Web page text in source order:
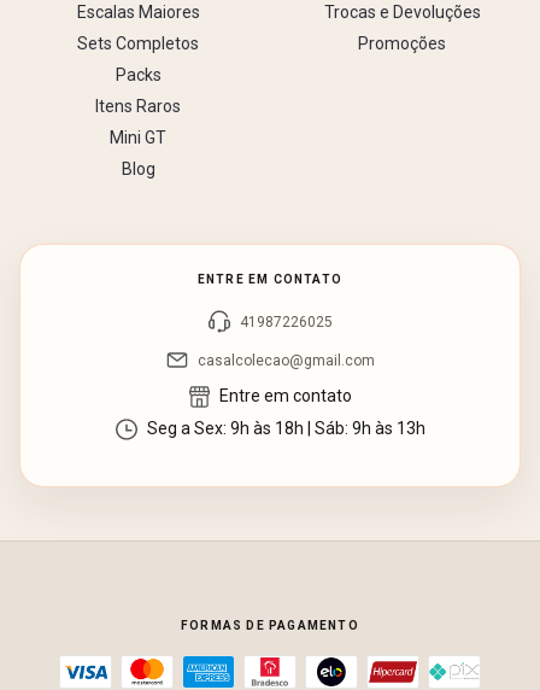
Escalas Maiores
Sets Completos
Packs
Itens Raros
Mini GT
Blog
Trocas e Devoluções
Promoções
ENTRE EM CONTATO
41987226025
casalcolecao@gmail.com
Entre em contato
Seg a Sex: 9h às 18h | Sáb: 9h às 13h
FORMAS DE PAGAMENTO